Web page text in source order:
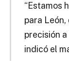
“Estamos
para
precisión
indicó el